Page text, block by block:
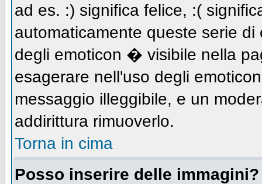
ad es. :) significa felice, :(
automaticamente queste serie
degli emoticon � visibile nella
esagerare nell'uso degli
messaggio illeggibile, e un
addirittura rimuoverlo.
Torna in cima
Posso inserire delle immagini?